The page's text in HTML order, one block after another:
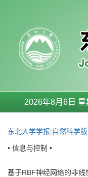
2026年8月6日 星
东北大学学报:自然科学版
• 信息与控制 •
基于RBF神经网络的非线